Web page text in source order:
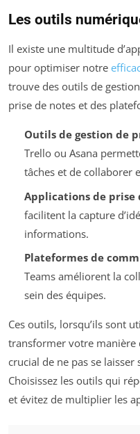
Les outils
Il existe une multitude
pour optimiser notre
trouve des outils de
prise de notes et des
Outils de gestion de
Trello ou Asana
tâches et de collaborer
Applications de prise
facilitent la capture
informations.
Plateformes de
Teams améliorent la
sein des équipes.
Ces outils, lorsqu’ils sont
transformer votre manière
crucial de ne pas se
Choisissez les outils qui
et évitez de multiplier les